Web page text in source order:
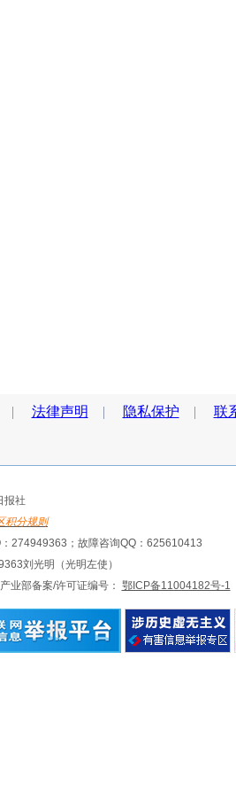
法律声明 | 隐私保护 | 联
报社
积分规则
274949363；故障咨询QQ：625610413
刘光明（光明左使）
业部备案/许可证编号： 鄂ICP备11004182号-1